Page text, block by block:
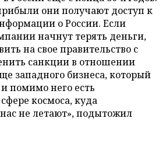
они получают доступ к
о России. Если
начнут терять деньги,
на свое правительство с
санкции в отношении
западного бизнеса, который
помимо него есть
космоса, куда
не летают», подытожил